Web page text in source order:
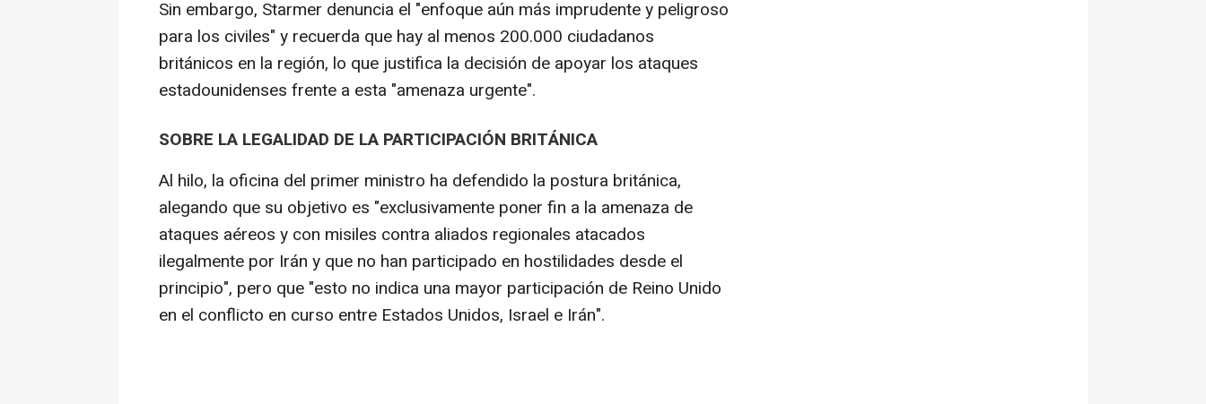
Sin embargo, Starmer denuncia el "enfoque aún más imprudente y peligroso
para los civiles" y recuerda que hay al menos 200.000 ciudadanos
británicos en la región, lo que justifica la decisión de apoyar los ataques
estadounidenses frente a esta "amenaza urgente".
SOBRE LA LEGALIDAD DE LA PARTICIPACIÓN BRITÁNICA
Al hilo, la oficina del primer ministro ha defendido la postura británica,
alegando que su objetivo es "exclusivamente poner fin a la amenaza de
ataques aéreos y con misiles contra aliados regionales atacados
ilegalmente por Irán y que no han participado en hostilidades desde el
principio", pero que "esto no indica una mayor participación de Reino Unido
en el conflicto en curso entre Estados Unidos, Israel e Irán".